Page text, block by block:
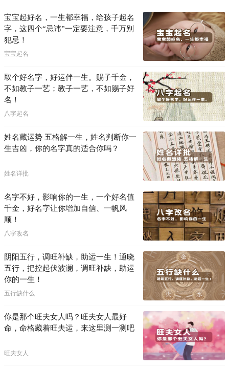
宝宝起好名，一生都幸福，给孩子起名
字，这四个“忌讳”一定要注意，千万别
犯忌！
宝宝起名
取个好名字，好运伴一生。赐子千金，
不如教子一艺；教子一艺，不如赐子好
名！
八字起名
姓名藏运势 五格解一生，姓名判断你一
生吉凶，你的名字真的适合你吗？
姓名详批
名字不好，影响你的一生，一个好名值
千金，好名字让你增加自信、一帆风
顺！
八字改名
阴阳五行，调旺补缺，助运一生！通晓
五行，把控起伏波澜，调旺补缺，助运
你的一生！
五行缺什么
你是那个旺夫女人吗？旺夫女人最好
命，命格藏着旺夫运，来这里测一测吧
旺夫女人